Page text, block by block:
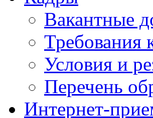
Вакантные
Требования
Условия и
Перечень
Интернет-